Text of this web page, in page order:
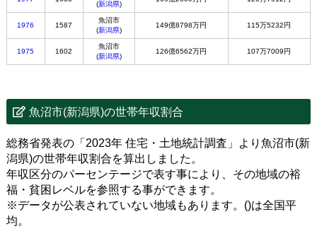
(新潟県)
1976 1587
魚沼市
(新潟県)
149億8798万円 115万5232円
1975 1602
魚沼市
(新潟県)
126億6562万円 107万7009円
魚沼市(新潟県)の世帯年収割合
総務省発表の「2023年 住宅・土地統計調査」より魚沼市(新
潟県)の世帯年収割合を算出しました。
年収区分のパーセンテージで表す事により、その地域の裕
福・貧困レベルを参照する事ができます。
※データが公表されていない地域もあります。()は全国平
均。